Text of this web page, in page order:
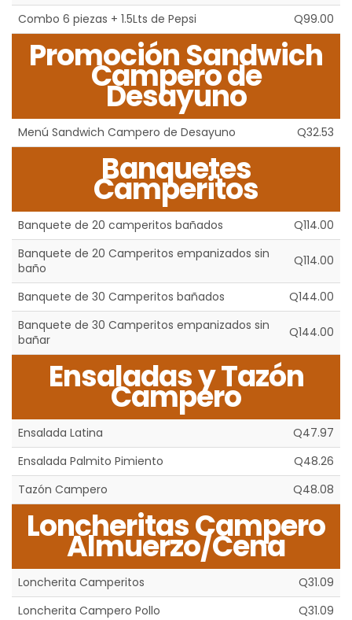
Combo 6 piezas + 1.5Lts de Pepsi
Q99.00
Promoción Sandwich
Campero de
Desayuno
Menú Sandwich Campero de Desayuno Q32.53
Banquetes
Camperitos
Banquete de 20 camperitos bañados
Q114.00
Banquete de 20 Camperitos empanizados sin
baño
Q114.00
Banquete de 30 Camperitos bañados
Q144.00
Banquete de 30 Camperitos empanizados sin
bañar
Q144.00
Ensaladas y Tazón
Campero
Ensalada Latina
Q47.97
Ensalada Palmito Pimiento
Q48.26
Tazón Campero
Q48.08
Loncheritas Campero
Almuerzo/Cena
Loncherita Camperitos
Q31.09
Loncherita Campero Pollo
Q31.09